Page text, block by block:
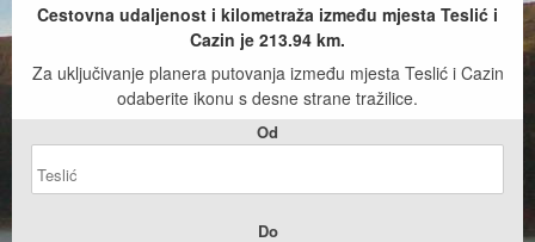
Cestovna udaljenost i kilometraža između mjesta Teslić i
Cazin je 213.94 km.
Za uključivanje planera putovanja između mjesta Teslić i Cazin
odaberite ikonu s desne strane tražilice.
Od
Do